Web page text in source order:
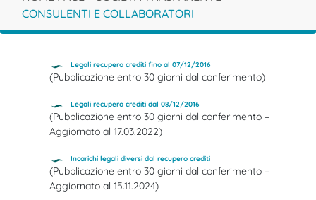
CONSULENTI E COLLABORATORI
Legali recupero crediti fino al 07/12/2016
(Pubblicazione entro 30 giorni dal conferimento)
Legali recupero crediti dal 08/12/2016
(Pubblicazione entro 30 giorni dal conferimento –
Aggiornato al 17.03.2022)
Incarichi legali diversi dal recupero crediti
(Pubblicazione entro 30 giorni dal conferimento –
Aggiornato al 15.11.2024)